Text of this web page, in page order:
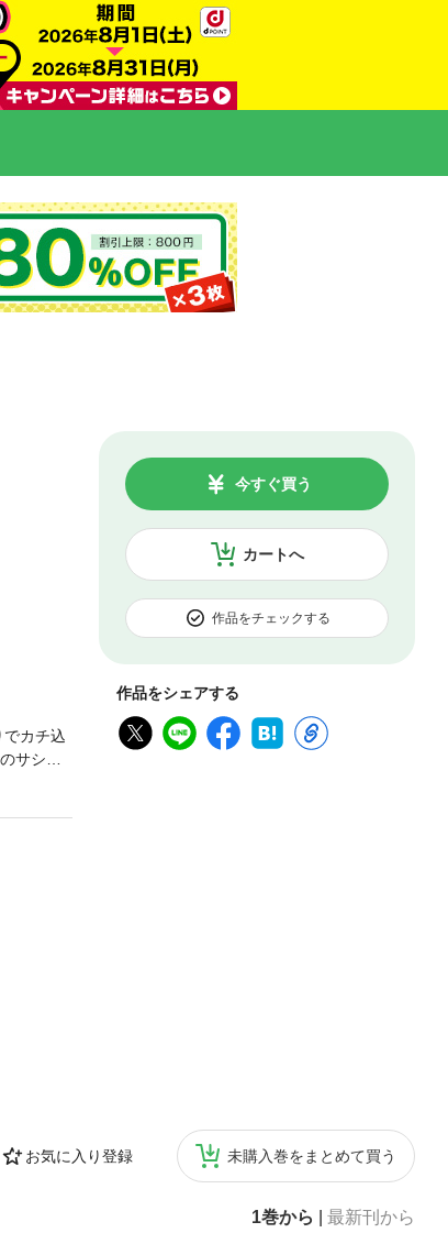
カートへ
今すぐ買う
作品をチェックする
作品をシェアする
お気に入り登録 未購入巻をまとめて買う
1巻から 最新刊から
カチ込
サシの
）が語